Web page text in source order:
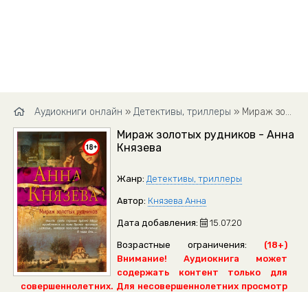
Аудиокниги онлайн » Детективы, триллеры » Мираж золотых рудников - Анна Князева
Мираж золотых рудников - Анна
Князева
Жанр: Детективы, триллеры
Автор: Князева Анна
Дата добавления: 15.07.20
Возрастные ограничения:
(18+)
Внимание! Аудиокнига может
содержать контент только для
совершеннолетних. Для несовершеннолетних просмотр